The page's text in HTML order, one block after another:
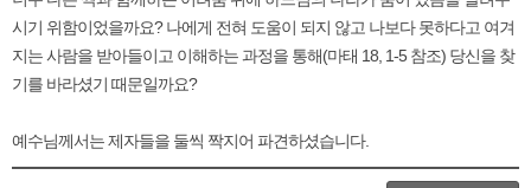
시기 위함이었을까요? 나에게 전혀 도움이 되지 않고 나보다 못하다고 여겨
지는 사람을 받아들이고 이해하는 과정을 통해(마태 18, 1-5 참조) 당신을 찾
기를 바라셨기 때문일까요?
예수님께서는 제자들을 둘씩 짝지어 파견하셨습니다.